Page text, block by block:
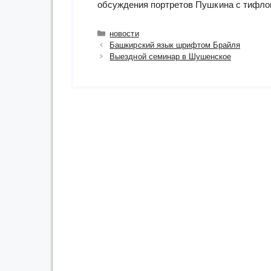
обсуждения портретов Пушкина с
Рубрики
новости
Башкирский язык шрифтом Брайля
Выездной семинар в Шушенское